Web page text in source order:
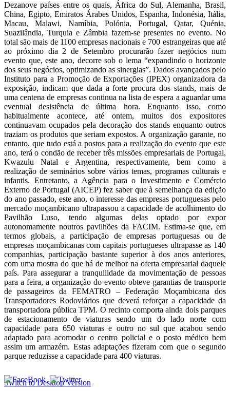
Dezanove países entre os quais, África do Sul, Alemanha, Brasil,
China, Egipto, Emiratos Árabes Unidos, Espanha, Indonésia, Itália,
Macau, Malawi, Namíbia, Polónia, Portugal, Qatar, Quénia,
Suazilândia, Turquia e Zâmbia fazem-se presentes no evento. No
total são mais de 1100 empresas nacionais e 700 estrangeiras que até
ao próximo dia 2 de Setembro procurarão fazer negócios num
evento que, este ano, decorre sob o lema “expandindo o horizonte
dos seus negócios, optimizando as sinergias”. Dados avançados pelo
Instituto para a Promoção de Exportações (IPEX) organizadora da
exposição, indicam que dada a forte procura dos stands, mais de
uma centena de empresas continua na lista de espera a aguardar uma
eventual desistência de última hora. Enquanto isso, como
habitualmente acontece, até ontem, muitos dos expositores
continuavam ocupados pela decoração dos stands enquanto outros
traziam os produtos que seriam expostos. A organização garante, no
entanto, que tudo está a postos para a realização do evento que este
ano, terá o condão de receber três missões empresariais de Portugal,
Kwazulu Natal e Argentina, respectivamente, bem como a
realização de seminários sobre vários temas, programas culturais e
infantis. Entretanto, a Agência para o Investimento e Comércio
Externo de Portugal (AICEP) fez saber que à semelhança da edição
do ano passado, este ano, o interesse das empresas portuguesas pelo
mercado moçambicano ultrapassou a capacidade de acolhimento do
Pavilhão Luso, tendo algumas delas optado por expor
autonomamente noutros pavilhões da FACIM. Estima-se que, em
termos globais, a participação de empresas portuguesas ou de
empresas moçambicanas com capitais portugueses ultrapasse as 140
companhias, participação bastante superior à dos anos anteriores,
com uma mostra do que há de melhor na oferta empresarial daquele
país. Para assegurar a tranquilidade da movimentação de pessoas
para a feira, a organização do evento obteve garantias de transporte
de passageiros da FEMATRO – Federação Moçambicana dos
Transportadores Rodoviários que deverá reforçar a capacidade da
transportadora pública TPM. O recinto comporta ainda dois parques
de estacionamento de viaturas sendo um do lado norte com
capacidade para 650 viaturas e outro no sul que acabou sendo
adaptado para acomodar o centro policial e o posto médico bem
assim um armazém. Estas adaptações fizeram com que o segundo
parque reduzisse a capacidade para 400 viaturas.
Switch to Desktop Version